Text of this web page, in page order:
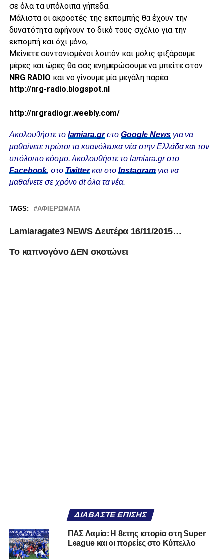
σε όλα τα υπόλοιπα γήπεδα.
Μάλιστα οι ακροατές της εκπομπής θα έχουν την
δυνατότητα αφήνουν το δικό τους σχόλιο για την
εκπομπή και όχι μόνο,
Μείνετε συντονισμένοι λοιπόν και μόλις φιξάρουμε
μέρες και ώρες θα σας ενημερώσουμε να μπείτε στον
ΝRG RADIO και να γίνουμε μία μεγάλη παρέα.
http://nrg-radio.blogspot.nl
http://nrgradiogr.weebly.com/
Ακολουθήστε το lamiara.grστο Google Newsγια να
μαθαίνετε πρώτοι τα κυανόλευκα νέα στην Ελλάδα και τον
υπόλοιπο κόσμο. Ακολουθήστε το lamiara.gr στο
Facebook, στο Twitterκαι στο Instagram για να
μαθαίνετε σε χρόνο dt όλα τα νέα.
TAGS: ΑΦΙΕΡΏΜΑΤΑ
Lamiaragate3 NEWS Δευτέρα 16/11/2015…
Tο καπνογόνο ΔΕΝ σκοτώνει
ΔΙΑΒΆΣΤΕ ΕΠΊΣΗΣ
ΠΑΣ Λαμία: Η 8ετης ιστορία στη Super
League και οι πορείες στο Κύπελλο